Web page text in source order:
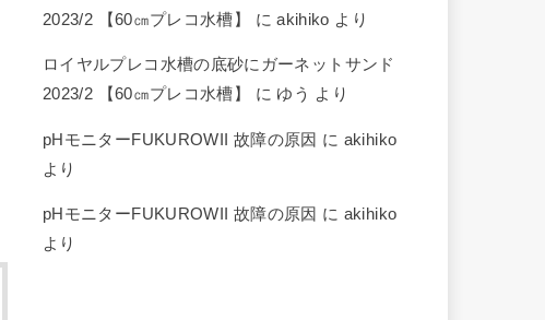
2023/2 【60㎝プレコ水槽】
にakihiko より
ロイヤルプレコ水槽の底砂にガーネットサンド
2023/2 【60㎝プレコ水槽】
に ゆう より
pHモニターFUKUROWII 故障の原因 に akihiko
より
pHモニターFUKUROWII 故障の原因 に akihiko
より